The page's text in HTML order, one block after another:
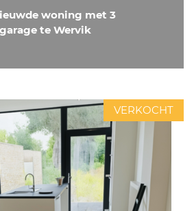
woning met 3
te Wervik
VERKOCHT